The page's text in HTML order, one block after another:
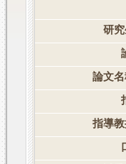
研
論文
指導